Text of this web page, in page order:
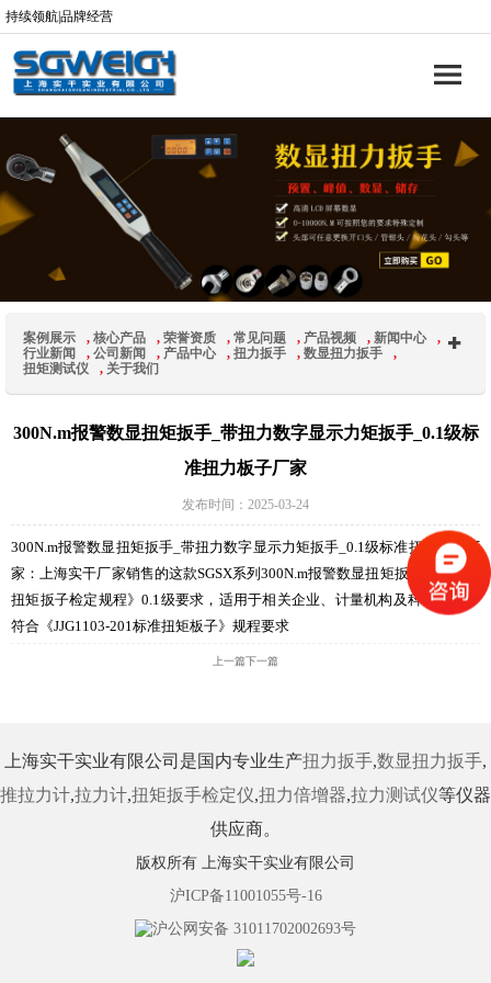
持续领航|品牌经营
案例展示 , 核心产品 , 荣誉资质 , 常见问题 , 产品视频 , 新闻中心
,
行业新闻
, 公司新闻 , 产品中心 , 扭力扳手 , 数显扭力扳手
,
扭矩测试仪
, 关于我们
300N.m报警数显扭矩扳手_带扭力数字显示力矩扳手_0.1级标
准扭力板子厂家
发布时间：2025-03-24
300N.m报警数显扭矩扳手_带扭力数字显示力矩扳手_0.1级标准扭力板子厂
家：上海实干厂家销售的这款SGSX系列300N.m报警数显扭矩扳手合《标准
扭矩扳子检定规程》0.1级要求，适用于相关企业、计量机构及科研所等。
符合《JJG1103-201标准扭矩板子》规程要求
上一篇下一篇
上海实干实业有限公司是国内专业生产扭力扳手,数显扭力扳手,
推拉力计,拉力计,扭矩扳手检定仪,扭力倍增器,拉力测试仪等仪器
供应商。
版权所有 上海实干实业有限公司
沪ICP备11001055号-16
沪公网安备 31011702002693号